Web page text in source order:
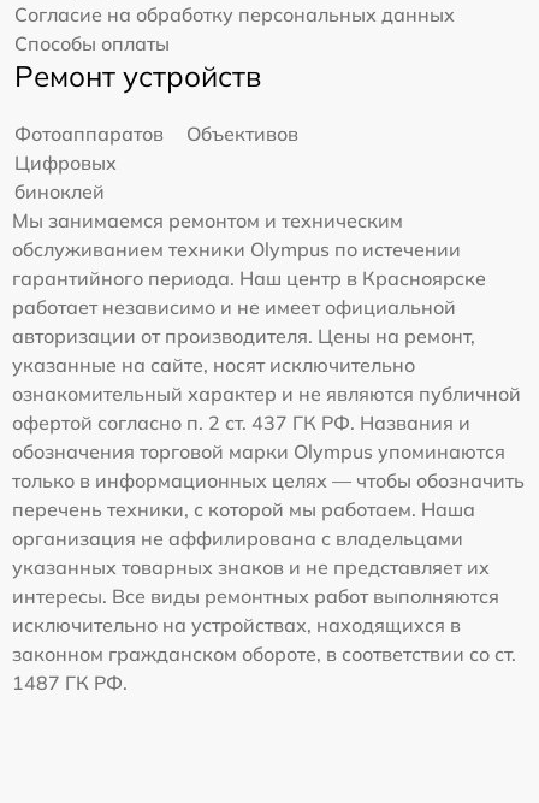
Согласие на обработку персональных данных
Способы оплаты
Ремонт устройств
Фотоаппаратов
Объективов
Цифровых
биноклей
Мы занимаемся ремонтом и техническим
обслуживанием техники Olympus по истечении
гарантийного периода. Наш центр в Красноярске
работает независимо и не имеет официальной
авторизации от производителя. Цены на ремонт,
указанные на сайте, носят исключительно
ознакомительный характер и не являются публичной
офертой согласно п. 2 ст. 437 ГК РФ. Названия и
обозначения торговой марки Olympus упоминаются
только в информационных целях — чтобы обозначить
перечень техники, с которой мы работаем. Наша
организация не аффилирована с владельцами
указанных товарных знаков и не представляет их
интересы. Все виды ремонтных работ выполняются
исключительно на устройствах, находящихся в
законном гражданском обороте, в соответствии со ст.
1487 ГК РФ.